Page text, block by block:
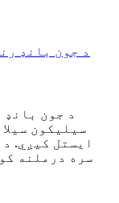
د جون بانډ
سیلیکون
ایستل کیږي.
سره درملنه